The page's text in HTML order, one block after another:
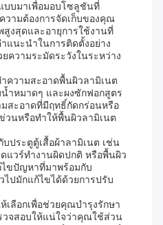
บบมาเพื่อมอบโซลูชันที่
ามต้องการจัดเก็บของคุณ
สูงสุดและอายุการใช้งานที่
แนะนำในการติดตั้งอย่าง
ความระมัดระวังในระหว่าง
ความสะอาดพื้นผิวลามิเนต
ำหมาดๆ และผงซักฟอกสูตร
สะอาดที่มีฤทธิ์กัดกร่อนหรือ
วนหรือทำให้พื้นผิวลามิเนต
ประตูตู้เสื้อผ้าลามิเนต เช่น
แวร์ทำงานผิดปกติ หรือพื้นผิว
ไขปัญหาที่มาพร้อมกับ
มักแก้ไขได้ด้วยการปรับ
เลือกเพื่อช่วยคุณบำรุงรักษา
วจสอบให้แน่ใจว่าคุณใช้ส่วน